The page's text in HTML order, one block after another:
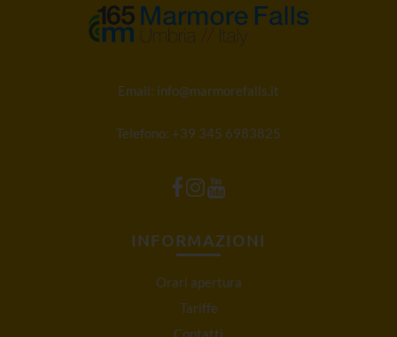
Email: info@marmorefalls.it
Telefono: +39 345 6983825
INFORMAZIONI
Orari apertura
Tariffe
Contatti